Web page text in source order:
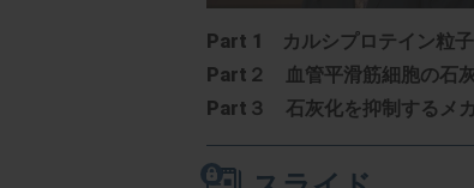
Part 1 カルシプロテイン粒子
Part２ 血管平滑筋細胞の石灰
Part３ 石灰化を抑制するメ